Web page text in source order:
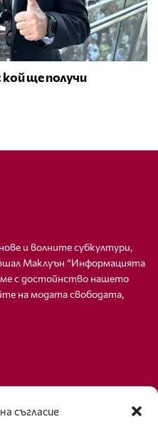
съгласие
ще получи
и волните субкултури,
Маклуън “Информацията
с достойнство нашето
на модата свободата,